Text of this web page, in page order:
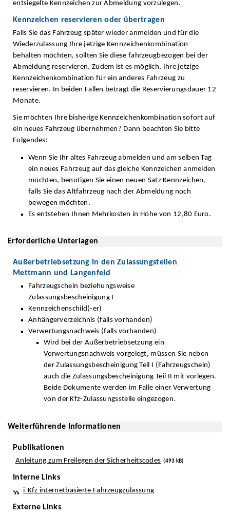
entsiegelte Kennzeichen zur Abmeldung vorzulegen.
Kennzeichen reservieren oder übertragen
Falls Sie das Fahrzeug später wieder anmelden und für die
Wiederzulassung Ihre jetzige Kennzeichenkombination
behalten möchten, sollten Sie diese fahrzeugbezogen bei der
Abmeldung reservieren. Zudem ist es möglich, Ihre jetzige
Kennzeichenkombination für ein anderes Fahrzeug zu
reservieren. In beiden Fällen beträgt die Reservierungsdauer 12
Monate.
Sie möchten Ihre bisherige Kennzeichenkombination sofort auf
ein neues Fahrzeug übernehmen? Dann beachten Sie bitte
Folgendes:
Wenn Sie Ihr altes Fahrzeug abmelden und am selben Tag
ein neues Fahrzeug auf das gleiche Kennzeichen anmelden
möchten, benötigen Sie einen neuen Satz Kennzeichen,
falls Sie das Altfahrzeug nach der Abmeldung noch
bewegen möchten.
Es entstehen Ihnen Mehrkosten in Höhe von 12,80 Euro.
Erforderliche Unterlagen
Außerbetriebsetzung in den Zulassungstellen
Mettmann und Langenfeld
Fahrzeugschein beziehungsweise
Zulassungsbescheinigung I
Kennzeichenschild(-er)
Anhängerverzeichnis (falls vorhanden)
Verwertungsnachweis (falls vorhanden)
Wird bei der Außerbetriebsetzung ein
Verwertungsnachweis vorgelegt, müssen Sie neben
der Zulassungsbescheinigung Teil I (Fahrzeugschein)
auch die Zulassungsbescheinigung Teil II mit vorlegen.
Beide Dokumente werden im Falle einer Verwertung
von der Kfz-Zulassungsstelle eingezogen.
Weiterführende Informationen
Publikationen
Anleitung zum Freilegen der Sicherheitscodes (493 kB)
Interne Links
i-Kfz internetbasierte Fahrzeugzulassung
Externe Links